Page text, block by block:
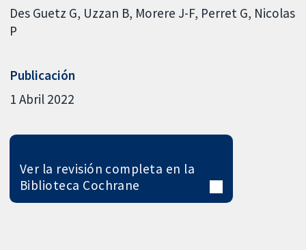
Des Guetz G Uzzan B Morere J-F Perret G Nicolas
P
Publicación
1 Abril 2022
Ver la revisión completa en la
Biblioteca Cochrane